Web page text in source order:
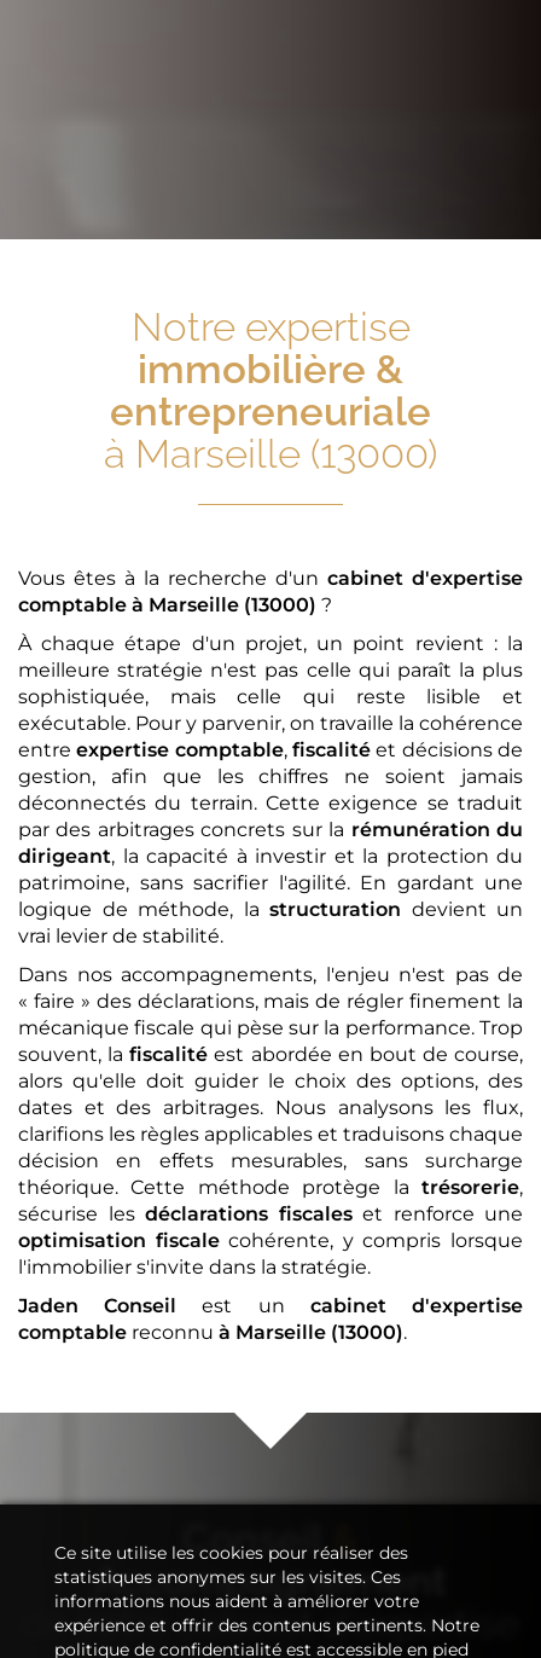
Notre expertise
immobilière &
entrepreneuriale
à Marseille (13000)
Vous êtes à la recherche d'un cabinet d'expertise
comptable à Marseille (13000) ?
À chaque étape d'un projet, un point revient : la
meilleure stratégie n'est pas celle qui paraît la plus
sophistiquée, mais celle qui reste lisible et
exécutable. Pour y parvenir, on travaille la cohérence
entreexpertise comptable,fiscalité et décisions de
gestion, afin que les chiffres ne soient jamais
déconnectés du terrain. Cette exigence se traduit
par des arbitrages concrets sur la rémunération du
dirigeant, la capacité à investir et la protection du
patrimoine, sans sacrifier l'agilité. En gardant une
logique de méthode, la structuration devient un
vrai levier de stabilité.
Dans nos accompagnements, l'enjeu n'est pas de
« faire » des déclarations, mais de régler finement la
mécanique fiscale qui pèse sur la performance. Trop
souvent, lafiscalité est abordée en bout de course,
alors qu'elle doit guider le choix des options, des
dates et des arbitrages. Nous analysons les flux,
clarifions les règles applicables et traduisons chaque
décision en effets mesurables, sans surcharge
théorique. Cette méthode protège la trésorerie,
sécurise les déclarations fiscaleset renforce une
optimisation fiscalecohérente, y compris lorsque
l'immobilier s'invite dans la stratégie.
Jaden Conseil est un cabinet d'expertise
comptable reconnu à Marseille (13000).
Conseil&
Accompagnement
de votrecabinet d'expertise
Ce site utilise les cookies pour réaliser des
statistiques anonymes sur les visites. Ces
informations nous aident à améliorer votre
expérience et offrir des contenus pertinents. Notre
politique de confidentialité est accessible en pied